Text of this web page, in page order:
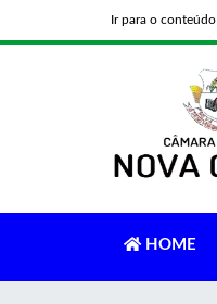
Ir para o conteúdo
HOME